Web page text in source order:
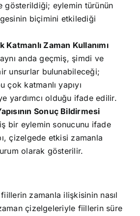
gösterildiği; eylemin türünün
biçimini etkilediği
Katmanlı Zaman Kullanımı
anda geçmiş, şimdi ve
unsurlar bulunabileceği;
çok katmanlı yapıyı
yardımcı olduğu ifade edilir.
Sonuç Bildirmesi
bir eylemin sonucunu ifade
çizelgede etkisi zamanla
olarak gösterilir.
zamanla ilişkisinin nasıl
çizelgeleriyle fiillerin süre